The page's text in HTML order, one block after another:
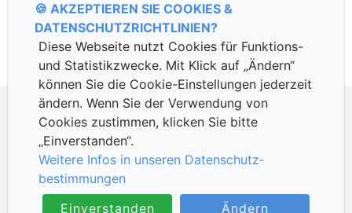
🍪 AKZEPTIEREN SIE COOKIES &
DATENSCHUTZ­RICHTLINIEN?
Diese Webseite nutzt Cookies für Funktions-
und Statistik­zwecke. Mit Klick auf „Ändern“
können Sie die Cookie-Ein­stellungen jederzeit
ändern. Wenn Sie der Verwendung von
Cookies zustimmen, klicken Sie bitte
„Einverstanden“.
Weitere Infos in unseren Datenschutz­
bestimmungen
Einverstanden
Ändern
Suche
Datenschutzhinweise|Impressum